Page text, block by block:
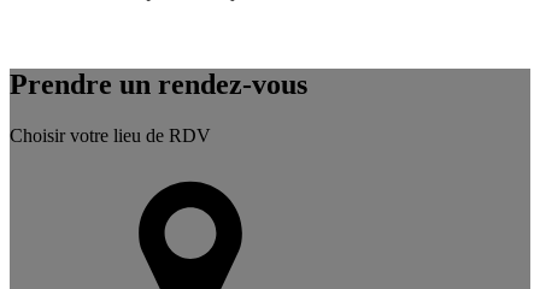
Prendre un rendez-vous
Choisir votre lieu de RDV